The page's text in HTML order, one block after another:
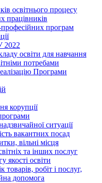
освітнього процесу
працівників
професійних програм
2022
освіти для навчання
потребами
Програми
корупції
ситуації
вакантних посад
вільні місця
та інших послуг
якості освіти
товарів, робіт і послуг,
допомога